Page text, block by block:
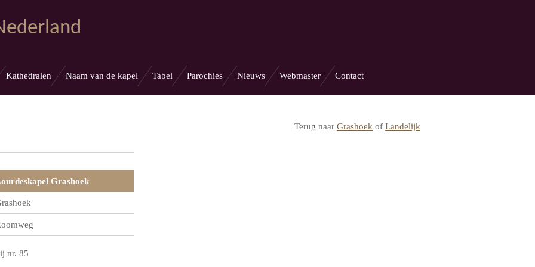
Kathedralen Naam van de kapel Tabel Parochies Nieuws Webmaster Contact
Terug naar Grashoek of Landelijk
Grashoek
nr. 85